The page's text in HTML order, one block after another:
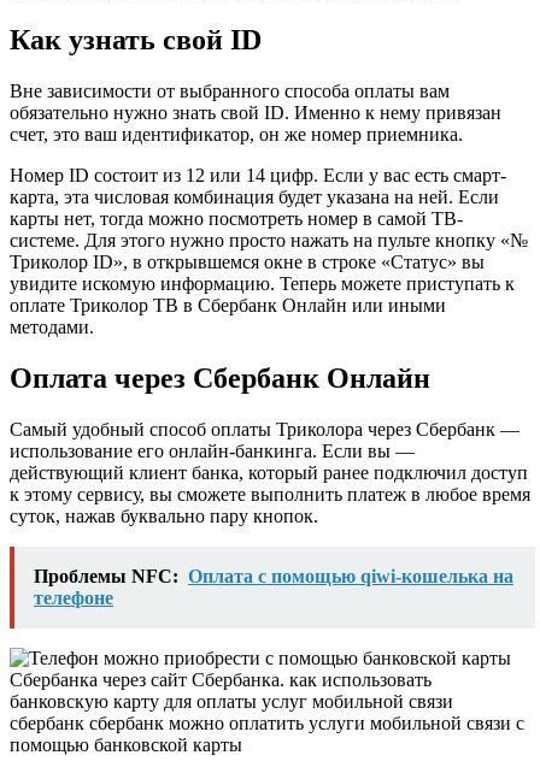
Как узнать свой ID
Вне зависимости от выбранного способа оплаты вам
обязательно нужно знать свой ID. Именно к нему привязан
счет, это ваш идентификатор, он же номер приемника.
Номер ID состоит из 12 или 14 цифр. Если у вас есть смарт-
карта, эта числовая комбинация будет указана на ней. Если
карты нет, тогда можно посмотреть номер в самой ТВ-
системе. Для этого нужно просто нажать на пульте кнопку «№
Триколор ID», в открывшемся окне в строке «Статус» вы
увидите искомую информацию. Теперь можете приступать к
оплате Триколор ТВ в Сбербанк Онлайн или иными
методами.
Оплата через Сбербанк Онлайн
Самый удобный способ оплаты Триколора через Сбербанк —
использование его онлайн-банкинга. Если вы —
действующий клиент банка, который ранее подключил доступ
к этому сервису, вы сможете выполнить платеж в любое время
суток, нажав буквально пару кнопок.
Проблемы NFC: Оплата с помощью qiwi-кошелька на
телефоне